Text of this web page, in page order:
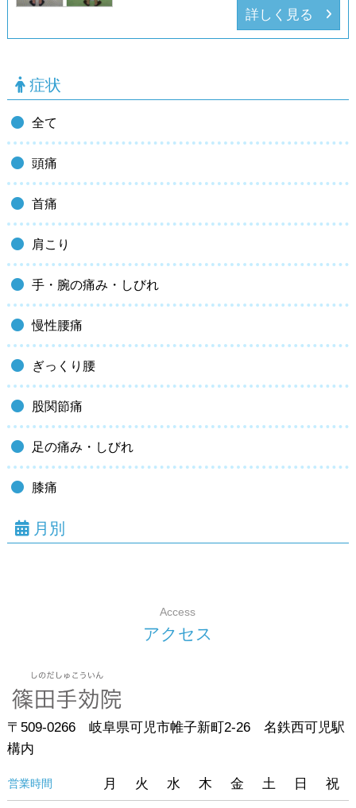
詳しく見る
症状
全て
頭痛
首痛
肩こり
手・腕の痛み・しびれ
慢性腰痛
ぎっくり腰
股関節痛
足の痛み・しびれ
膝痛
月 別
Access
アク セ ス
〒509-0266 岐阜県可児市帷子新町2-26 名鉄西可児駅
構内
営業時間 月 火 水 木 金 土 日 祝